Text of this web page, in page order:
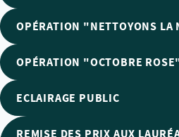
OPÉRATION "NETTOYONS LA
OPÉRATION "OCTOBRE
ECLAIRAGE PUBLIC
REMISE DES PRIX AUX